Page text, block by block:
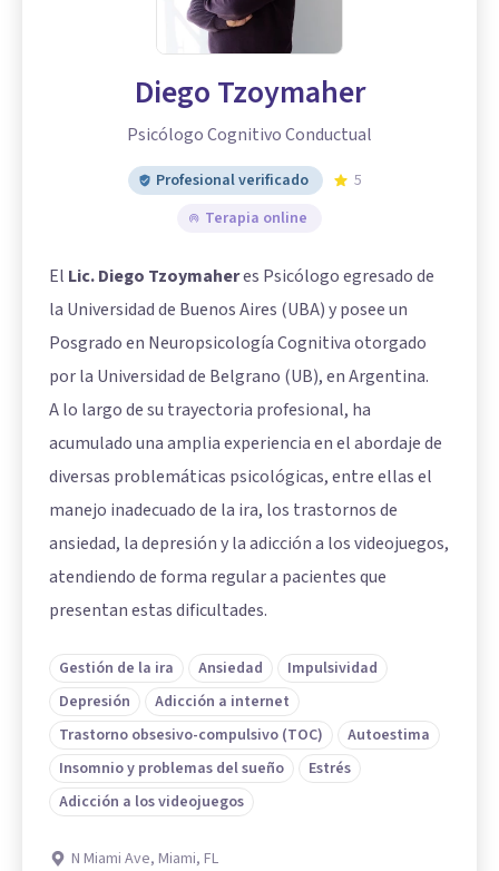
Diego Tzoymaher
Psicólogo Cognitivo Conductual
Profesional verificado
5
Terapia online
El Lic. Diego Tzoymaheres Psicólogo egresado de
la Universidad de Buenos Aires (UBA) y posee un
Posgrado en Neuropsicología Cognitiva otorgado
por la Universidad de Belgrano (UB), en Argentina.
A lo largo de su trayectoria profesional, ha
acumulado una amplia experiencia en el abordaje de
diversas problemáticas psicológicas, entre ellas el
manejo inadecuado de la ira, los trastornos de
ansiedad, la depresión y la adicción a los videojuegos,
atendiendo de forma regular a pacientes que
presentan estas dificultades.
Gestión de la ira Ansiedad
Impulsividad
Depresión
Adicción a internet
Trastorno obsesivo-compulsivo (TOC)
Autoestima
Insomnio y problemas del sueño
Estrés
Adicción a los videojuegos
N Miami Ave, Miami, FL